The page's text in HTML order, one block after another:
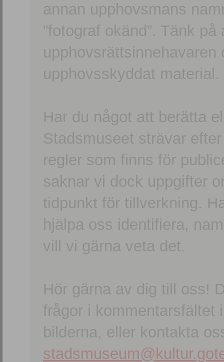
annan upphovsmans
”fotograf okänd”. Tänk
upphovsskyddat material.
Har du något att berätta
Stadsmuseet strävar
regler som finns för
saknar vi dock uppgifter
tidpunkt för tillverkning.
hjälpa oss identifiera,
vill vi gärna veta det.
Hör gärna av dig till oss!
frågor i kommentarsfältet
bilderna, eller kontakta